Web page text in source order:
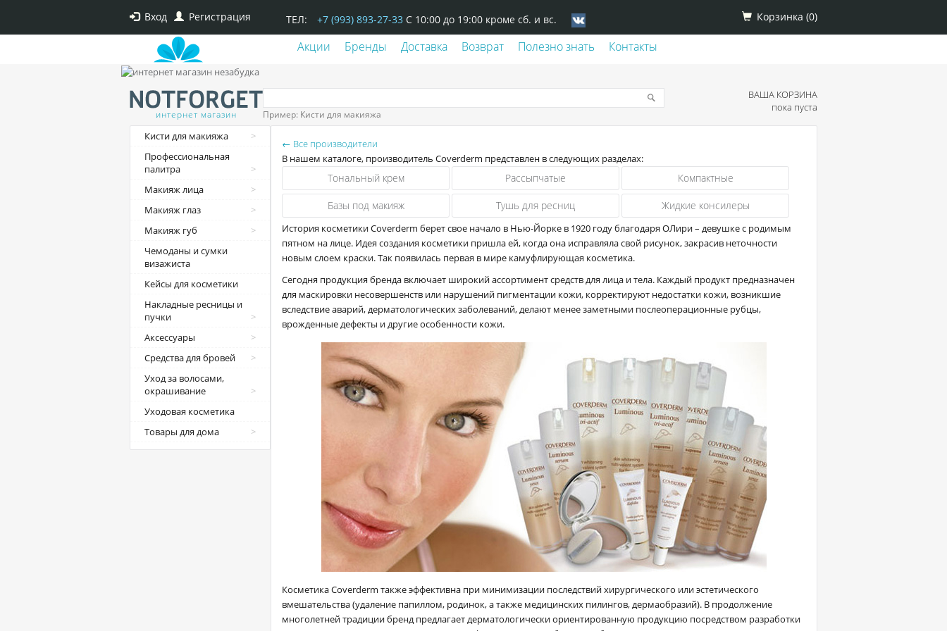
Вход Регистрация ТЕЛ: +7 (993) 893-27-33 С 10:00 до 19:00 кроме сб. и вс. Корзинка (0)
Акции Бренды Доставка Возврат Полезно знать Контакты
интернет магазин Пример: Кисти для макияжа
ВАША КОРЗИНА
пока пуста
Кисти для макияжа
Профессиональная
палитра
Макияж лица
Макияж глаз
Макияж губ
Чемоданы и сумки
визажиста
Кейсы для косметики
Накладные ресницы и
пучки
Аксессуары
Средства для бровей
Уход за волосами,
окрашивание
Уходовая косметика
Товары для дома
← Все производители
В нашем каталоге, производитель Coverderm представлен в следующих разделах:
Тональный крем Рассыпчатые Компактные
Базы под макияж Тушь для ресниц Жидкие консилеры
История косметики Coverderm берет свое начало в Нью-Йорке в 1920 году благодаря ОЛири – девушке с родимым
пятном на лице. Идея создания косметики пришла ей, когда она исправляла свой рисунок, закрасив неточности
новым слоем краски. Так появилась первая в мире камуфлирующая косметика.
Сегодня продукция бренда включает широкий ассортимент средств для лица и тела. Каждый продукт предназначен
для маскировки несовершенств или нарушений пигментации кожи, корректируют недостатки кожи, возникшие
вследствие аварий, дерматологических заболеваний, делают менее заметными послеоперационные рубцы,
врожденные дефекты и другие особенности кожи.
Косметика Coverderm также эффективна при минимизации последствий хирургического или эстетического
вмешательства (удаление папиллом, родинок, а также медицинских пилингов, дермаобразий). В продолжение
многолетней традиции бренд предлагает дерматологически ориентированную продукцию посредством разработки